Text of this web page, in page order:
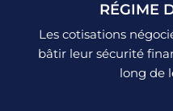
RÉGIME
Les cotisations
bâtir leur sécurité
long de